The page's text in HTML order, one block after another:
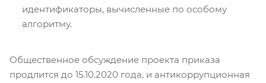
идентификаторы, вычисленные по особому
алгоритму.
Общественное обсуждение проекта приказа
продлится до 15.10.2020 года, и антикоррупционная